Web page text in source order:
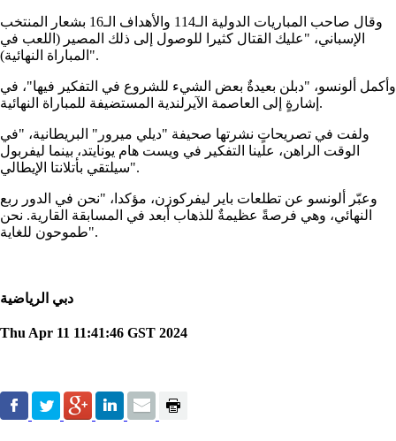
وقال صاحب المباريات الدولية الـ114 والأهداف الـ16 بشعار المنتخب
الإسباني، "عليك القتال كثيرا للوصول إلى ذلك المصير (اللعب في
المباراة النهائية)".
وأكمل ألونسو، "دبلن بعيدةٌ بعض الشيء للشروع في التفكير فيها"، في
إشارةٍ إلى العاصمة الآيرلندية المستضيفة للمباراة النهائية.
ولفت في تصريحاتٍ نشرتها صحيفة "ديلي ميرور" البريطانية، "في
الوقت الراهن، علينا التفكير في ويست هام يونايتد، بينما ليفربول
سيلتقي بأتلانتا الإيطالي".
وعبّر ألونسو عن تطلعات باير ليفركوزن، مؤكدا، "نحن في الدور ربع
النهائي، وهي فرصةً عظيمةٌ للذهاب أبعد في المسابقة القارية. نحن
طموحون للغاية".
دبي الرياضية
Thu Apr 11 11:41:46 GST 2024